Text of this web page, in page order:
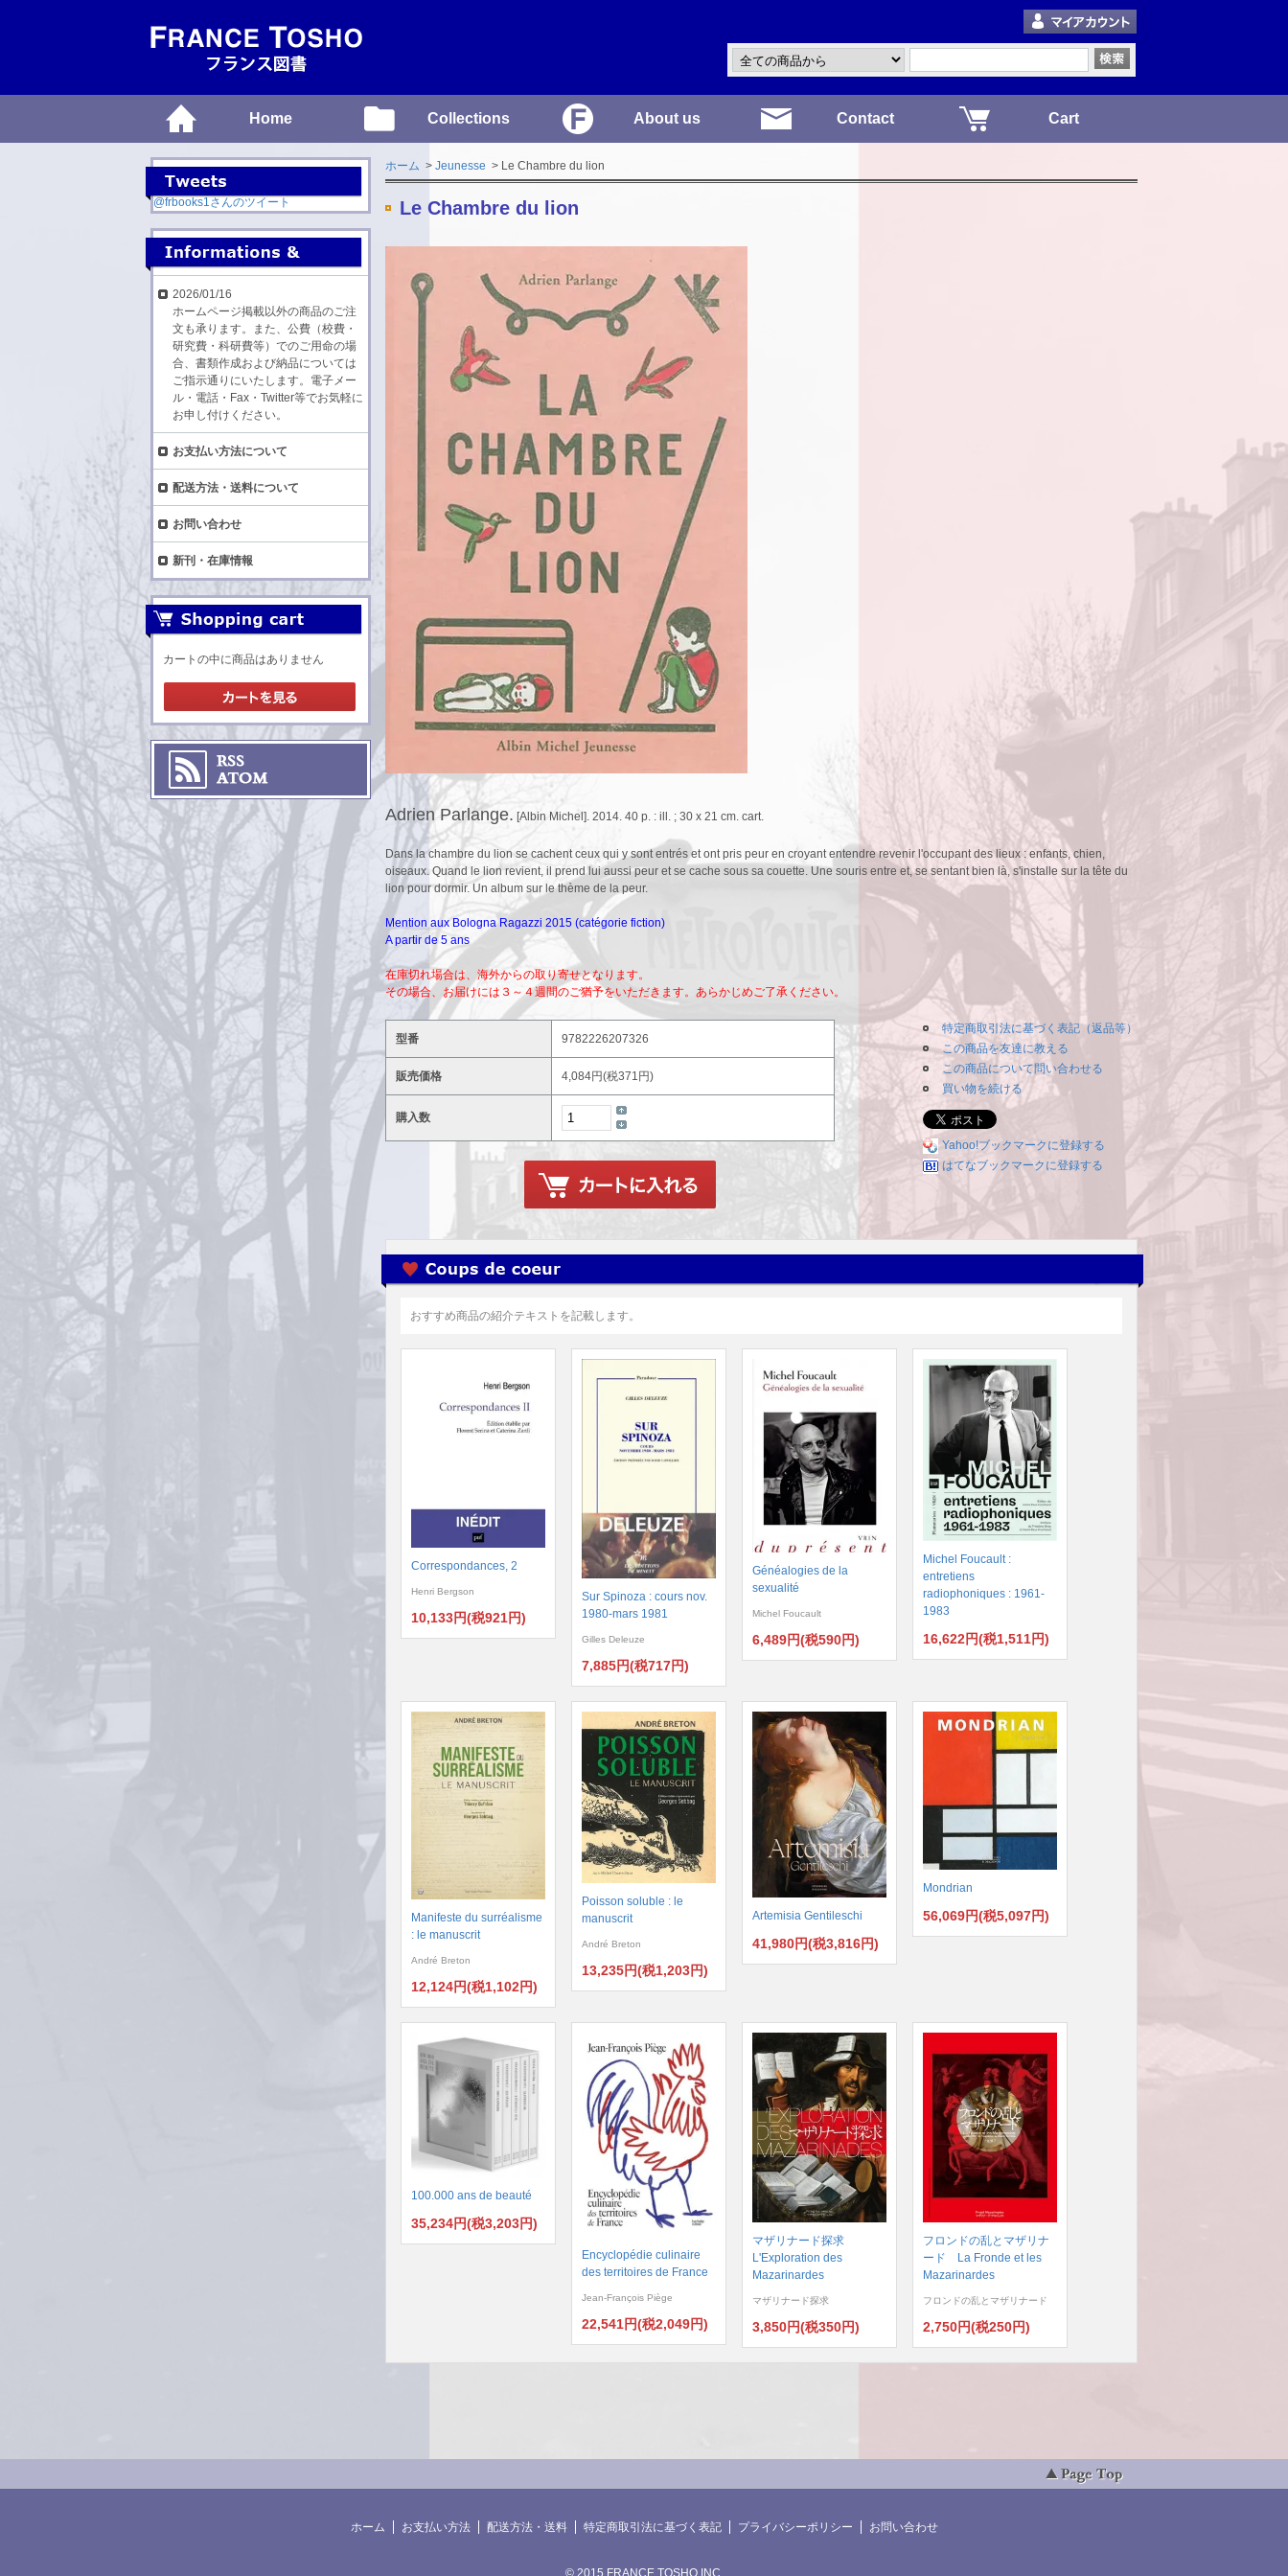
Home Collections About us Contact Cart
ホーム > Jeunesse > Le Chambre du lion
Le Chambre du lion
Adrien Parlange. [Albin Michel]. 2014. 40 p. : ill. ; 30 x 21 cm. cart.
Dans la chambre du lion se cachent ceux qui y sont entrés et ont pris peur en croyant entendre revenir l'occupant des lieux : enfants, chien,
oiseaux. Quand le lion revient, il prend lui aussi peur et se cache sous sa couette. Une souris entre et, se sentant bien là, s'installe sur la tête du
lion pour dormir. Un album sur le thème de la peur.
Mention aux Bologna Ragazzi 2015 (catégorie fiction)
A partir de 5 ans
在庫切れ場合は、海外からの取り寄せとなります。
その場合、お届けには３～４週間のご猶予をいただきます。あらかじめご了承ください。
型番 9782226207326
販売価格 4,084円(税371円)
購入数
特定商取引法に基づく表記（返品等）
この商品を友達に教える
この商品について問い合わせる
買い物を続ける
Yahoo!ブックマークに登録する
はてなブックマークに登録する
おすすめ商品の紹介テキストを記載します。
Correspondances, 2
Henri Bergson
10,133円(税921円)
Sur Spinoza : cours nov.
1980-mars 1981
Gilles Deleuze
7,885円(税717円)
Généalogies de la
sexualité
Michel Foucault
6,489円(税590円)
Michel Foucault :
entretiens
radiophoniques : 1961-
1983
16,622円(税1,511円)
Manifeste du surréalisme
: le manuscrit
André Breton
12,124円(税1,102円)
Poisson soluble : le
manuscrit
André Breton
13,235円(税1,203円)
Artemisia Gentileschi
41,980円(税3,816円)
Mondrian
56,069円(税5,097円)
100.000 ans de beauté
35,234円(税3,203円)
Encyclopédie culinaire
des territoires de France
Jean-François Piège
22,541円(税2,049円)
マザリナード探求
L'Exploration des
Mazarinardes
マザリナード探求
3,850円(税350円)
フロンドの乱とマザリナ
ード La Fronde et les
Mazarinardes
フロンドの乱とマザリナード
2,750円(税250円)
@frbooks1さんのツイート
2026/01/16
ホームページ掲載以外の商品のご注
文も承ります。また、公費（校費・
研究費・科研費等）でのご用命の場
合、書類作成および納品については
ご指示通りにいたします。電子メー
ル・電話・Fax・Twitter等でお気軽に
お申し付けください。
お支払い方法について
配送方法・送料について
お問い合わせ
新刊・在庫情報
カートの中に商品はありません
ホーム お支払い方法 配送方法・送料 特定商取引法に基づく表記 プライバシーポリシー お問い合わせ